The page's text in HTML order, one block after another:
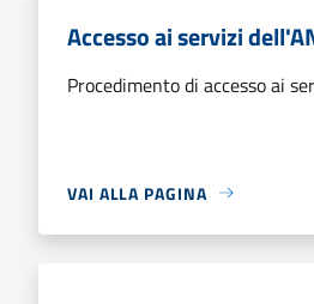
Accesso ai servizi
Procedimento di accesso ai
VAI ALLA PAGINA